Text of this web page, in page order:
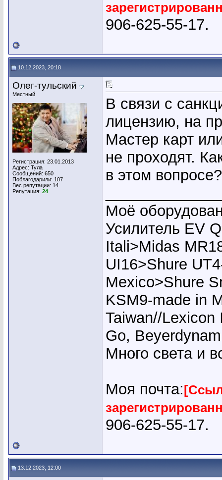
906-625-55-17.
10.12.2023, 20:18
Олег-тульский
Местный
Регистрация: 23.01.2013
Адрес: Тула
Сообщений: 650
Поблагодарили: 107
Вес репутации: 14
Репутация: 24
В связи с
лицензию, на
Мастер карт
не проходят.
в этом вопросе?
Моё
Усилитель EV
Itali>Midas
UI16>Shure
Mexico>Shure
KSM9-made in
Taiwan//Lexicon
Go,
Много света и
Моя почта:
906-625-55-17.
13.12.2023, 12:00